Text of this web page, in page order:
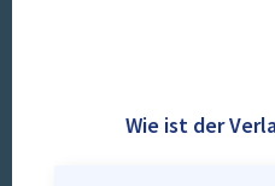
Wie ist der